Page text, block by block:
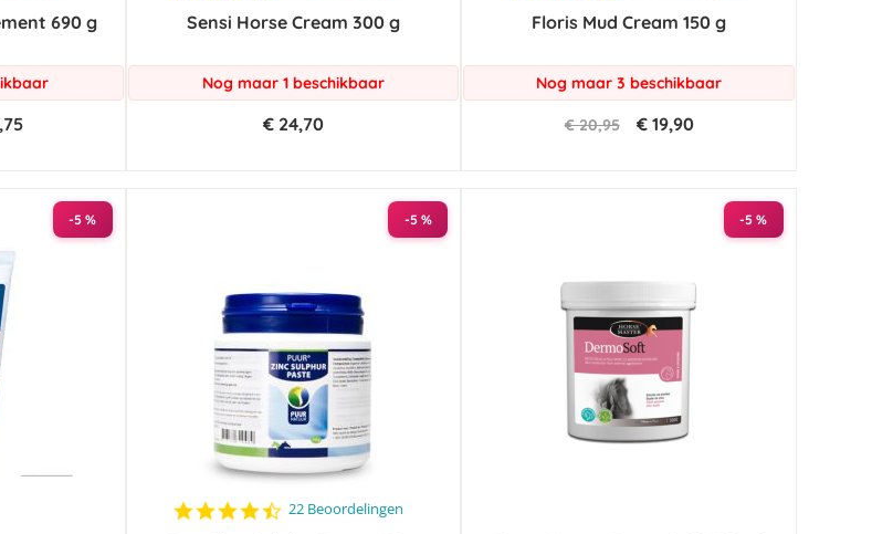
690 g
rating
Sensi Horse Cream 300 g
Nog maar 1 beschikbaar
€ 24,70
rating
Floris Mud Cream 150 g
Nog maar 3 beschikbaar
€ 20,95 € 19,90
-5 % -5 %
4.5
22 Beoordelingen
-5 %